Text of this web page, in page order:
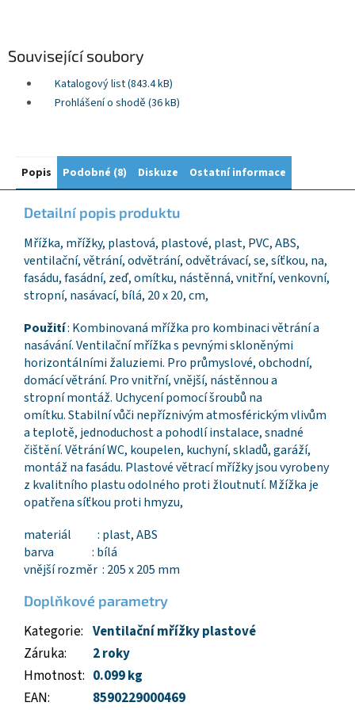
Související soubory
Katalogový list (843.4 kB)
Prohlášení o shodě (36 kB)
Popis Podobné (8) Diskuze Ostatní informace
Detailní popis produktu
Mřížka, mřížky, plastová, plastové, plast, PVC, ABS,
ventilační, větrání, odvětrání, odvětrávací, se, síťkou, na,
fasádu, fasádní, zeď, omítku, nástěnná, vnitřní, venkovní,
stropní, nasávací, bílá, 20 x 20, cm,
Použití: Kombinovaná mřížka pro kombinaci větrání a
nasávání. Ventilační mřížka s pevnými skloněnými
horizontálními žaluziemi. Pro průmyslové, obchodní,
domácí větrání. Pro vnitřní, vnější, nástěnnou a
stropní montáž. Uchycení pomocí šroubů na
omítku. Stabilní vůči nepříznivým atmosférickým vlivům
a teplotě, jednoduchost a pohodlí instalace, snadné
čištění. Větrání WC, koupelen, kuchyní, skladů, garáží,
montáž na fasádu. Plastové větrací mřížky jsou vyrobeny
z kvalitního plastu odolného proti žloutnutí. Mžížka je
opatřena síťkou proti hmyzu,
materiál : plast, ABS
barva : bílá
vnější rozměr : 205 x 205 mm
Doplňkové parametry
Kategorie: Ventilační mřížky plastové
Záruka:
2 roky
Hmotnost: 0.099 kg
EAN: 8590229000469